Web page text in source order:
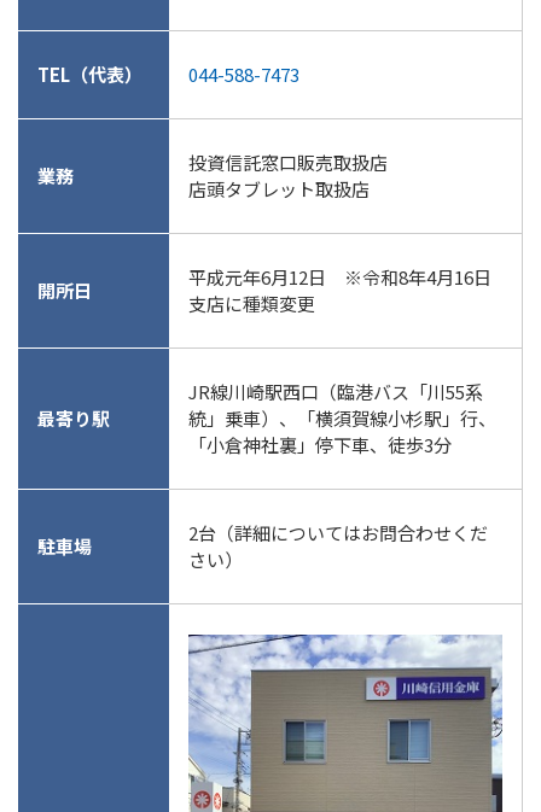
TEL（代表） 044-588-7473
業務
投資信託窓口販売取扱店
店頭タブレット取扱店
開所日
平成元年6月12日 ※令和8年4月16日
支店に種類変更
最寄り駅
JR線川崎駅西口（臨港バス「川55系
統」乗車）、「横須賀線小杉駅」行、
「小倉神社裏」停下車、徒歩3分
駐車場
2台（詳細についてはお問合わせくだ
さい）